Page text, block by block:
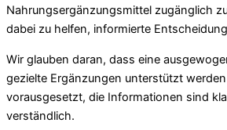
Nahrungsergänzungsmittel zugänglich
dabei zu helfen, informierte
Wir glauben daran, dass eine
gezielte Ergänzungen unterstützt
vorausgesetzt, die Informationen sind
verständlich.